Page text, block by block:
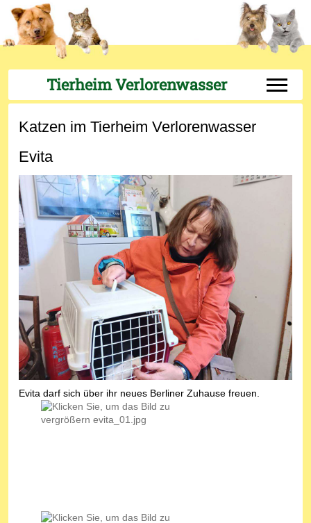
Tierheim Verlorenwasser Off-
Katzen im Tierheim Verlorenwasser
Evita
Evita darf sich über ihr neues Berliner Zuhause freuen.